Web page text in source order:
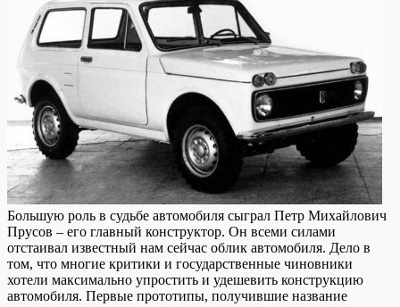
Большую роль в судьбе автомобиля сыграл Петр Михайлович
Прусов – его главный конструктор. Он всеми силами
отстаивал известный нам сейчас облик автомобиля. Дело в
том, что многие критики и государственные чиновники
хотели максимально упростить и удешевить конструкцию
автомобиля. Первые прототипы, получившие название